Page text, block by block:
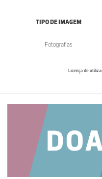
TIPO DE IMAGEM
Fotografias
Licença de